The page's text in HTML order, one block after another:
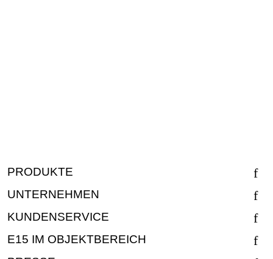
PRODUKTE
UNTERNEHMEN
KUNDENSERVICE
E15 IM OBJEKTBEREICH